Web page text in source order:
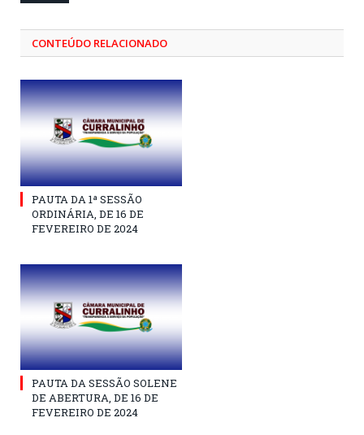
CONTEÚDO RELACIONADO
PAUTA DA 1ª SESSÃO
ORDINÁRIA, DE 16 DE
FEVEREIRO DE 2024
PAUTA DA SESSÃO SOLENE
DE ABERTURA, DE 16 DE
FEVEREIRO DE 2024